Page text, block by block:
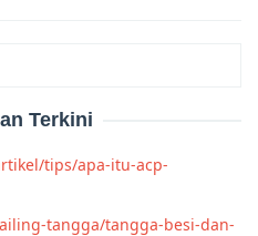
Terkini
tips/apa-itu-acp-
tangga/tangga-besi-dan-